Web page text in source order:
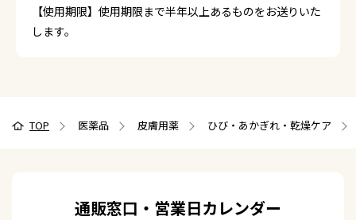
【使用期限】使用期限まで半年以上あるものをお送りいた
します。
TOP 医薬品 皮膚用薬 ひび・あかぎれ・乾燥ケア
通販窓口・営業日カレンダー